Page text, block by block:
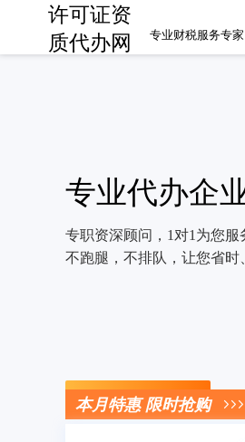
许可证资
质代办网
专业财税服务专
专业代办企
专职资深顾问，1对1为您服
不跑腿，不排队，让您省时
立即咨询
本月特惠 限时抢购